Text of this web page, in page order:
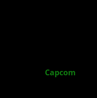
Capcom